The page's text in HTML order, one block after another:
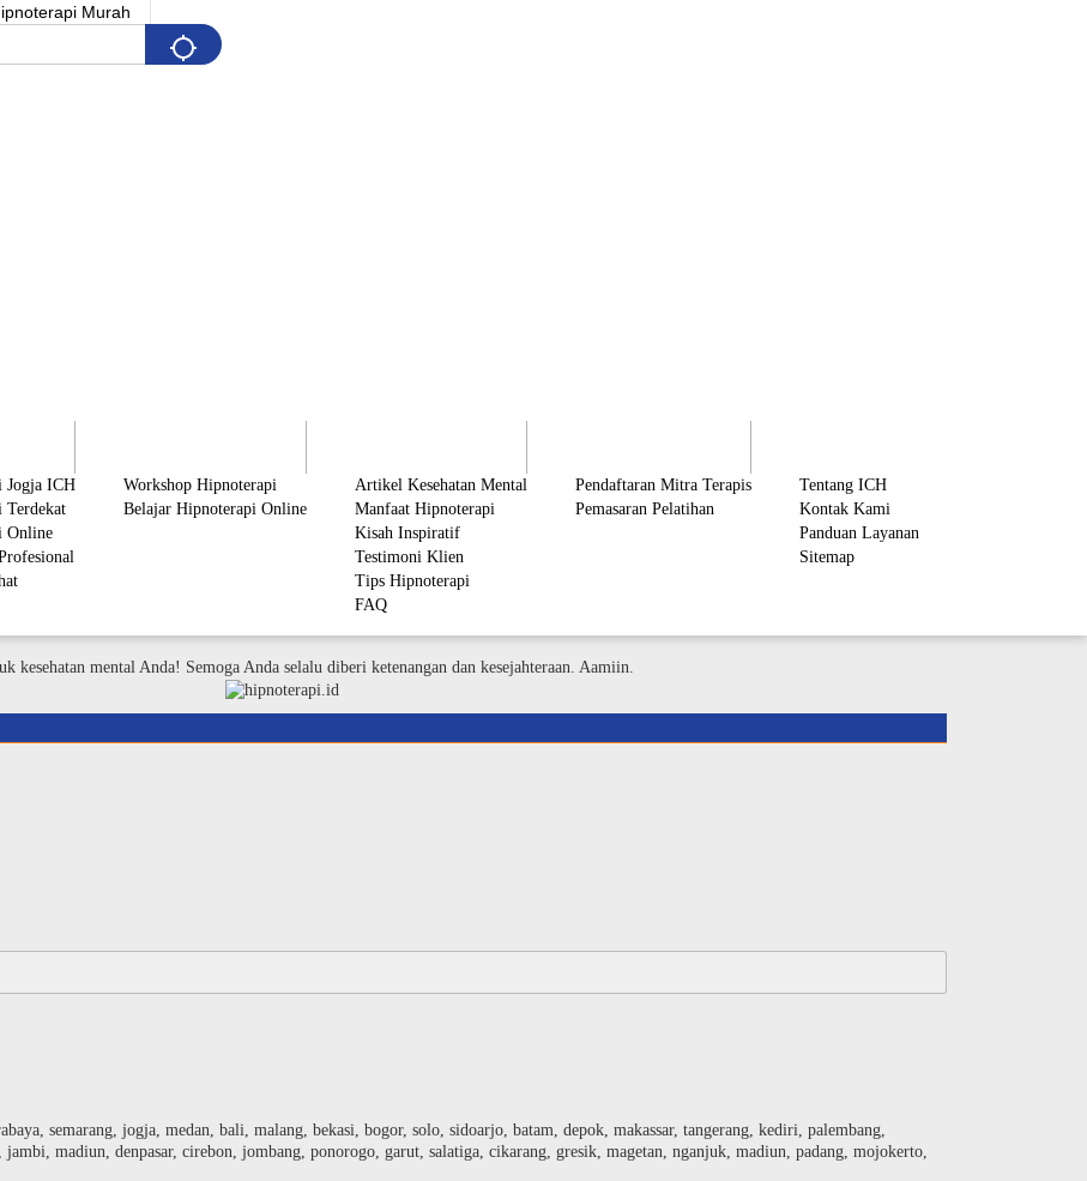
Jogja ICH
Terdekat
Online
Workshop Hipnoterapi
Belajar Hipnoterapi Online
Artikel Kesehatan Mental
Manfaat Hipnoterapi
Kisah Inspiratif
Testimoni Klien
Tips Hipnoterapi
FAQ
Pendaftaran Mitra Terapis
Pemasaran Pelatihan
Tentang ICH
Kontak Kami
Panduan Layanan
Sitemap
kesehatan mental Anda! Semoga Anda selalu diberi ketenangan dan kesejahteraan. Aamiin.
semarang, jogja, medan, bali, malang, bekasi, bogor, solo, sidoarjo, batam, depok, makassar, tangerang, kediri, palembang,
madiun, denpasar, cirebon, jombang, ponorogo, garut, salatiga, cikarang, gresik, magetan, nganjuk, madiun, padang, mojokerto,